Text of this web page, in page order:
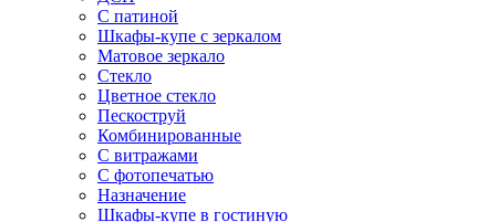
С патиной
Шкафы-купе с зеркалом
Матовое зеркало
Стекло
Цветное стекло
Пескоструй
Комбинированные
С витражами
С фотопечатью
Назначение
Шкафы-купе в гостиную